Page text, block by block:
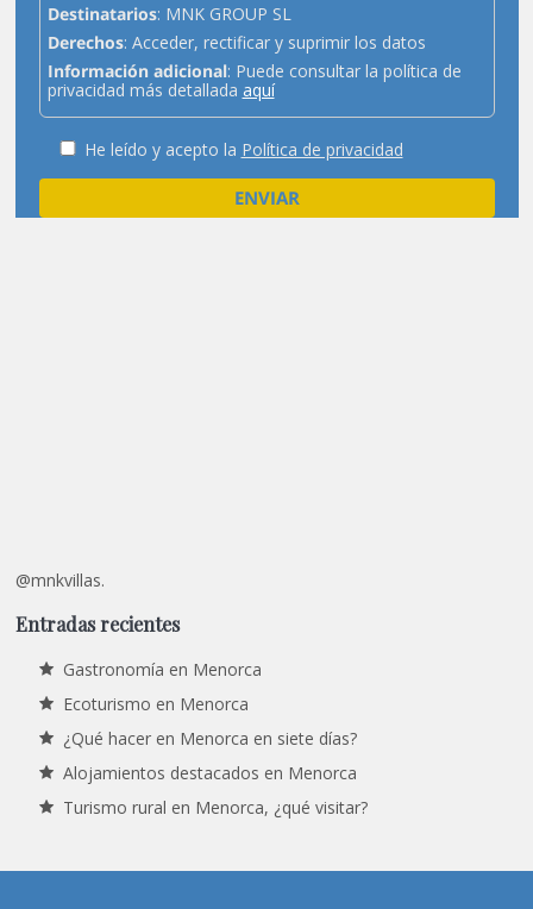
Destinatarios: MNK GROUP SL
Derechos: Acceder, rectificar y suprimir los datos
Información adicional: Puede consultar la política de
privacidad más detallada aquí
He leído y acepto la Política de privacidad
@mnkvillas.
Entradas recientes
Gastronomía en Menorca
Ecoturismo en Menorca
¿Qué hacer en Menorca en siete días?
Alojamientos destacados en Menorca
Turismo rural en Menorca, ¿qué visitar?